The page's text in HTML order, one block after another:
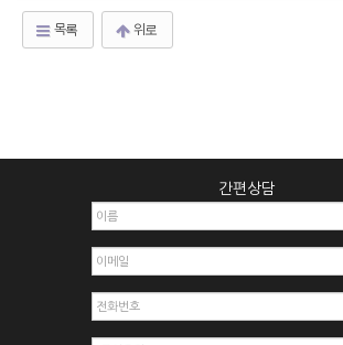
목록 위로
간편상담